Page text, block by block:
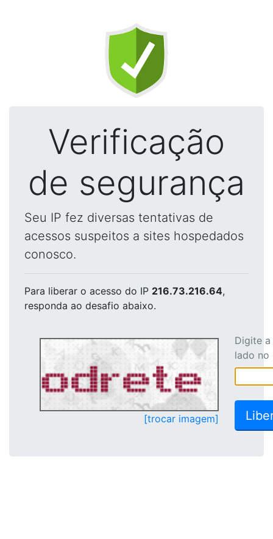
Verificação
de segurança
Seu IP fez diversas tentativas de
acessos suspeitos a sites hospedados
conosco.
Para liberar o acesso do IP 216.73.216.64,
responda ao desafio abaixo.
[trocar imagem]
Digite
lado no